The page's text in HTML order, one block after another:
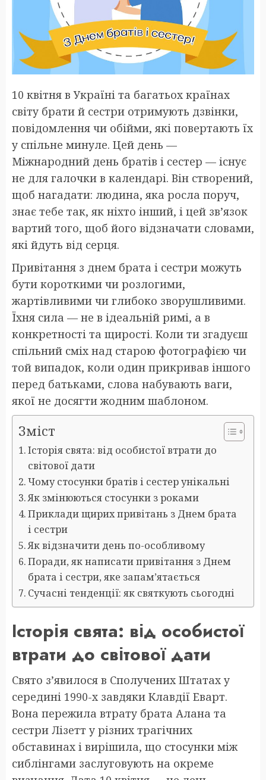
10 квітня в Україні та багатьох країнах
світу брати й сестри отримують дзвінки,
повідомлення чи обійми, які повертають їх
у спільне минуле. Цей день —
Міжнародний день братів і сестер — існує
не для галочки в календарі. Він створений,
щоб нагадати: людина, яка росла поруч,
знає тебе так, як ніхто інший, і цей зв’язок
вартий того, щоб його відзначати словами,
які йдуть від серця.
Привітання з днем брата і сестри можуть
бути короткими чи розлогими,
жартівливими чи глибоко зворушливими.
Їхня сила — не в ідеальній римі, а в
конкретності та щирості. Коли ти згадуєш
спільний сміх над старою фотографією чи
той випадок, коли один прикривав іншого
перед батьками, слова набувають ваги,
якої не досягти жодним шаблоном.
Зміст
Історія свята: від особистої втрати до
світової дати
Чому стосунки братів і сестер унікальні
Як змінюються стосунки з роками
Приклади щирих привітань з Днем брата
і сестри
Як відзначити день по-особливому
Поради, як написати привітання з Днем
брата і сестри, яке запам’ятається
Сучасні тенденції: як святкують сьогодні
Історія свята: від особистої
втрати до світової дати
Свято з’явилося в Сполучених Штатах у
середині 1990-х завдяки Клавдії Еварт.
Вона пережила втрату брата Алана та
сестри Лізетт у різних трагічних
обставинах і вирішила, що стосунки між
сиблінгами заслуговують на окреме